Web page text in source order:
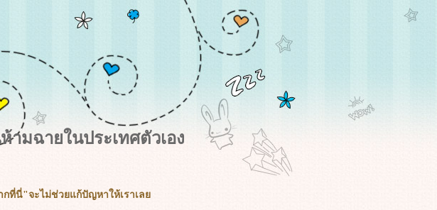
มฉายในประเทศตัวเอง
ที่นี่"จะไม่ช่วยแก้ปัญหาให้เราเล